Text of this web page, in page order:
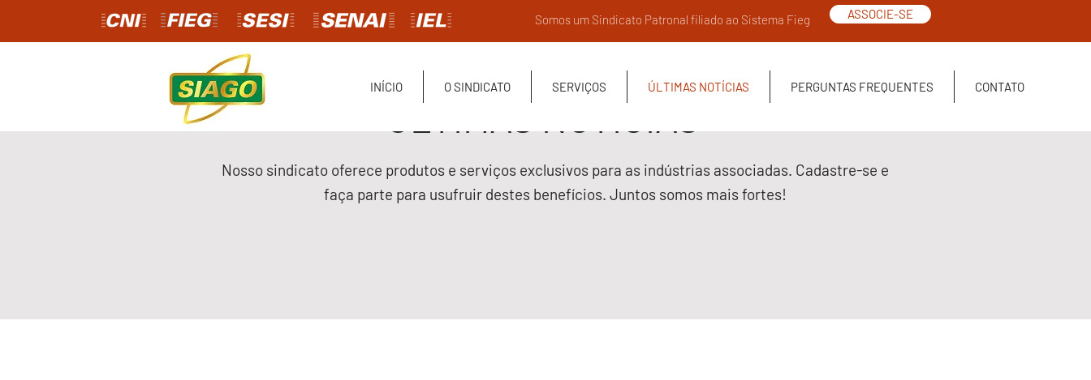
Somos um Sindicato Patronal filiado ao Sistema Fieg ASSOCIE-SE
INÍCIO O SINDICATO SERVIÇOS ÚLTIMAS NOTÍCIAS PERGUNTAS FREQUENTES CONTATO
ÚLTIMAS NOTÍCIAS
Nosso sindicato oferece produtos e serviços exclusivos para as indústrias associadas. Cadastre-se e
faça parte para usufruir destes benefícios. Juntos somos mais fortes!